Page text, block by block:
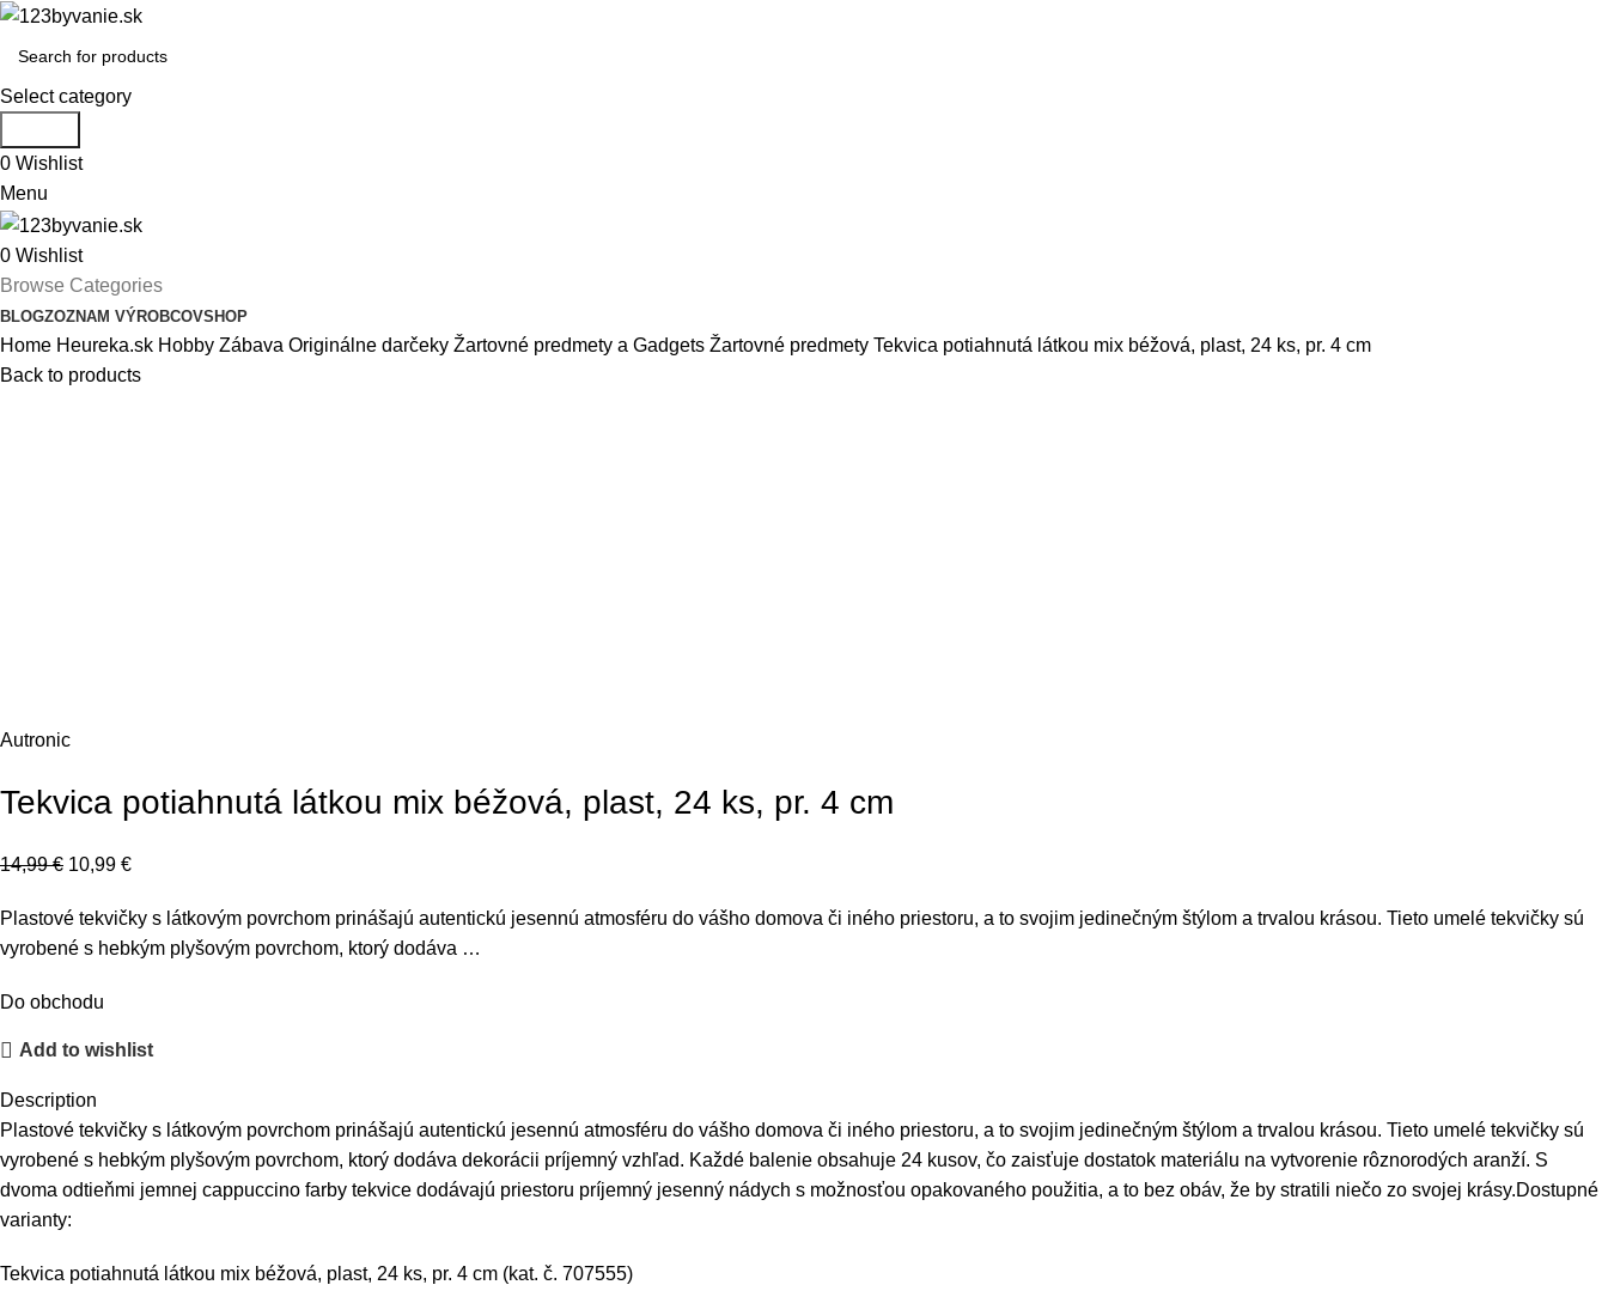
Select category
0 Wishlist
Menu
0 Wishlist
Browse Categories
BLOGZOZNAM VÝROBCOVSHOP
Home Heureka.sk Hobby Zábava Originálne darčeky Žartovné predmety a Gadgets Žartovné predmety Tekvica potiahnutá látkou mix béžová, plast, 24 ks, pr. 4 cm
Back to products
Autronic
Tekvica potiahnutá látkou mix béžová, plast, 24 ks, pr. 4 cm
14,99€ 10,99 €
Plastové tekvičky s látkovým povrchom prinášajú autentickú jesennú atmosféru do vášho domova či iného priestoru, a to svojim jedinečným štýlom a trvalou krásou. Tieto umelé tekvičky sú
vyrobené s hebkým plyšovým povrchom, ktorý dodáva …
Do obchodu
Add to wishlist
Description
Plastové tekvičky s látkovým povrchom prinášajú autentickú jesennú atmosféru do vášho domova či iného priestoru, a to svojim jedinečným štýlom a trvalou krásou. Tieto umelé tekvičky sú
vyrobené s hebkým plyšovým povrchom, ktorý dodáva dekorácii príjemný vzhľad. Každé balenie obsahuje 24 kusov, čo zaisťuje dostatok materiálu na vytvorenie rôznorodých aranží. S
dvoma odtieňmi jemnej cappuccino farby tekvice dodávajú priestoru príjemný jesenný nádych s možnosťou opakovaného použitia, a to bez obáv, že by stratili niečo zo svojej krásy.Dostupné
varianty:
Tekvica potiahnutá látkou mix béžová, plast, 24 ks, pr. 4 cm (kat. č. 707555)